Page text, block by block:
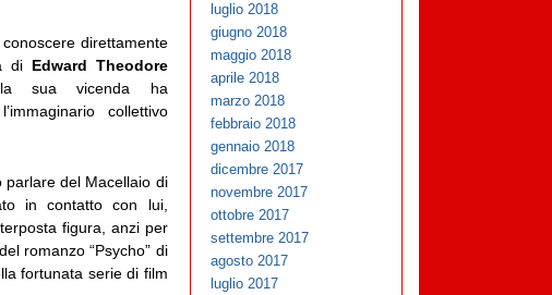
direttamente
di Edward Theodore
sua vicenda ha
l’immaginario collettivo
parlare del Macellaio di
in contatto con lui,
figura, anzi per
romanzo “Psycho” di
fortunata serie di film
luglio 2018
giugno 2018
maggio 2018
aprile 2018
marzo 2018
febbraio 2018
gennaio 2018
dicembre 2017
novembre 2017
ottobre 2017
settembre 2017
agosto 2017
luglio 2017